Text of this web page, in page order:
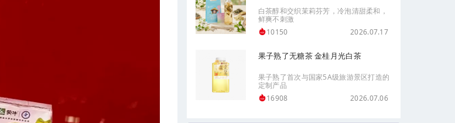
白茶醇和交织茉莉芬芳，冷泡清甜柔和，
鲜爽不刺激
10150
2026.07.17
果子熟了无糖茶 金桂月光白茶
果子熟了首次与国家5A级旅游景区打造的
定制产品
16908
2026.07.06